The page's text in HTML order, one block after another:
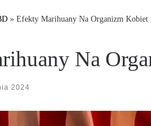
» Efekty Marihuany Na Organizm Kobiet
Na
2024